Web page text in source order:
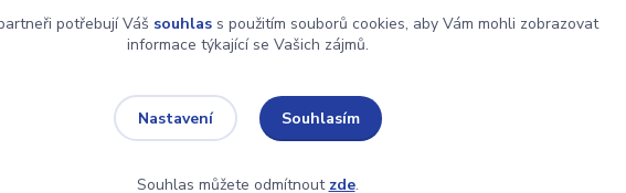
potřebují Váš souhlass použitím souborů cookies, aby Vám mohli zobrazovat
informace týkající se Vašich zájmů.
Nastavení Souhlasím
Souhlas můžete odmítnout zde.